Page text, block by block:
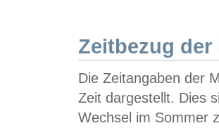
Zeitbezug der
Die Zeitangaben der
Zeit dargestellt. Dies
Wechsel im Sommer